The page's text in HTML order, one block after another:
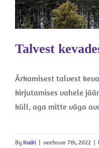
Talvest
Ärkamisest talvest
kirjutamises vahele
küll, aga mitte väga
By Kadri | veebruar 7th, 2022 |